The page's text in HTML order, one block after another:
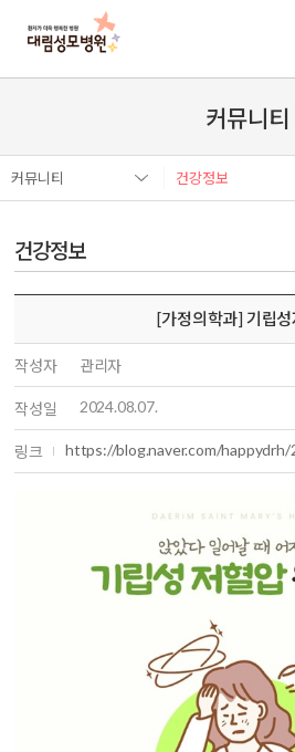
커뮤니티
커뮤니티 건강정보
건강정보
[가정의학과] 기립
작성자 관리자
작성일 2024.08.07.
링크 https://blog.naver.com/happydrh/